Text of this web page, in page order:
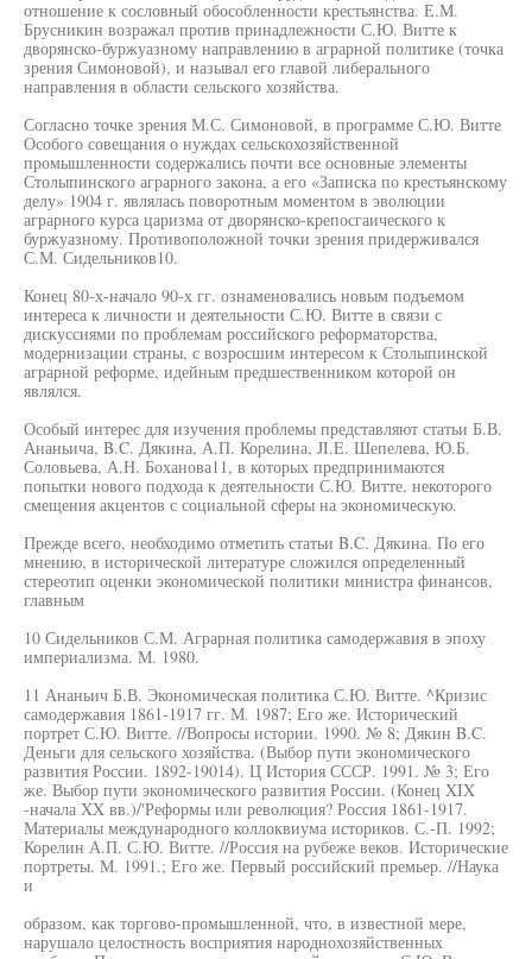
отношение к сословный обособленности крестьянства. Е.М.
Брусникин возражал против принадлежности С.Ю. Витте к
дворянско-буржуазному направлению в аграрной политике (точка
зрения Симоновой), и называл его главой либерального
направления в области сельского хозяйства.
Согласно точке зрения М.С. Симоновой, в программе С.Ю. Витте
Особого совещания о нуждах сельскохозяйственной
промышленности содержались почти все основные элементы
Столыпинского аграрного закона, а его «Записка по крестьянскому
делу» 1904 г. являлась поворотным моментом в эволюции
аграрного курса царизма от дворянско-крепосгаического к
буржуазному. Противоположной точки зрения придерживался
С.М. Сидельников10.
Конец 80-х-начало 90-х гг. ознаменовались новым подъемом
интереса к личности и деятельности С.Ю. Витте в связи с
дискуссиями по проблемам российского реформаторства,
модернизации страны, с возросшим интересом к Столыпинской
аграрной реформе, идейным предшественником которой он
являлся.
Особый интерес для изучения проблемы представляют статьи Б.В.
Ананьича, B.C. Дякина, А.П. Корелина, JI.E. Шепелева, Ю.Б.
Соловьева, А.Н. Боханова11, в которых предпринимаются
попытки нового подхода к деятельности С.Ю. Витте, некоторого
смещения акцентов с социальной сферы на экономическую.
Прежде всего, необходимо отметить статьи B.C. Дякина. По его
мнению, в исторической литературе сложился определенный
стереотип оценки экономической политики министра финансов,
главным
10 Сидельников С.М. Аграрная политика самодержавия в эпоху
империализма. М. 1980.
11 Ананьич Б.В. Экономическая политика С.Ю. Витте. ^Кризис
самодержавия 1861-1917 гг. М. 1987; Его же. Исторический
портрет С.Ю. Витте. //Вопросы истории. 1990. № 8; Дякин B.C.
Деньги для сельского хозяйства. (Выбор пути экономического
развития России. 1892-19014). Ц История СССР. 1991. № 3; Его
же. Выбор пути экономического развития России. (Конец XIX
-начала XX вв.)/'Реформы или революция? Россия 1861-1917.
Материалы международного коллоквиума историков. С.-П. 1992;
Корелин А.П. С.Ю. Витте. //Россия на рубеже веков. Исторические
портреты. М. 1991.; Его же. Первый российский премьер. //Наука
и
образом, как торгово-промышленной, что, в известной мере,
нарушало целостность восприятия народнохозяйственных